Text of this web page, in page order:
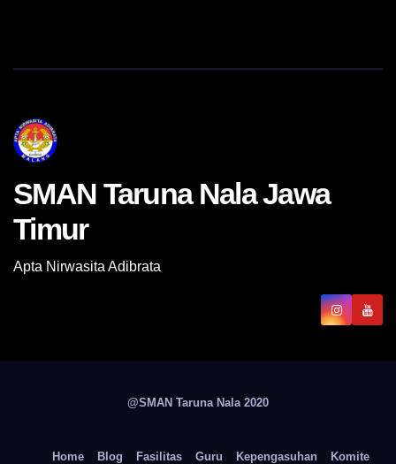
SMAN Taruna Nala Jawa
Timur
Apta Nirwasita Adibrata
@SMAN Taruna Nala 2020
Home Blog Fasilitas Guru Kepengasuhan Komite